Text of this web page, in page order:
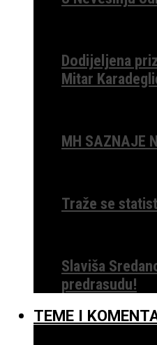
Dodijeljena
Mitar
MH SAZNAJE
Traže se
Slaviša
predrasudu!
TEME I